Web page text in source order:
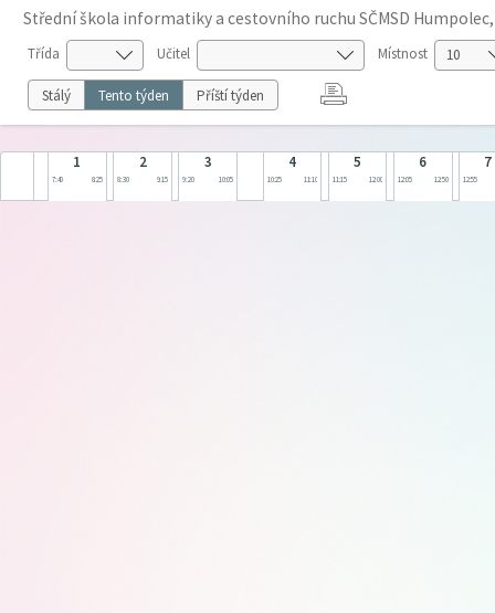
Střední škola informatiky a cestovního ruchu SČMSD Humpolec,
Třída Učitel Místnost
Stálý Tento týden Příští týden
1
7:40 8:25
2
8:30 9:15
3
9:20 10:05
4
10:25 11:10
5
11:15 12:00
6
12:05 12:50
7
12:55